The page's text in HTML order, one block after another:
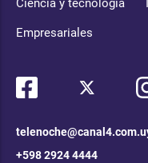
Ciencia y tecnología
Empresariales
+598 2924 4444